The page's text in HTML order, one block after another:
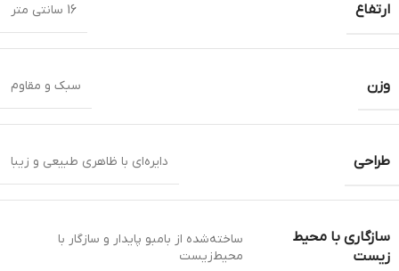
ارتفاع 16 سانتی متر
وزن سبک و مقاوم
طراحی دایره‌ای با ظاهری طبیعی و زیبا
سازگاری با محیط
زیست
ساخته‌شده از بامبو پایدار و سازگار با
محیط‌زیست